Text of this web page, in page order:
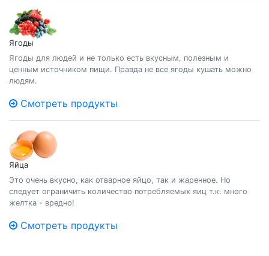
Ягоды
Ягоды для людей и не только есть вкусным, полезным и
ценным источником пищи. Правда не все ягоды кушать можно
людям.
Смотреть продукты
Яйца
Это очень вкусно, как отварное яйцо, так и жаренное. Но
следует ограничить количество потребляемых яиц т.к. много
желтка - вредно!
Смотреть продукты